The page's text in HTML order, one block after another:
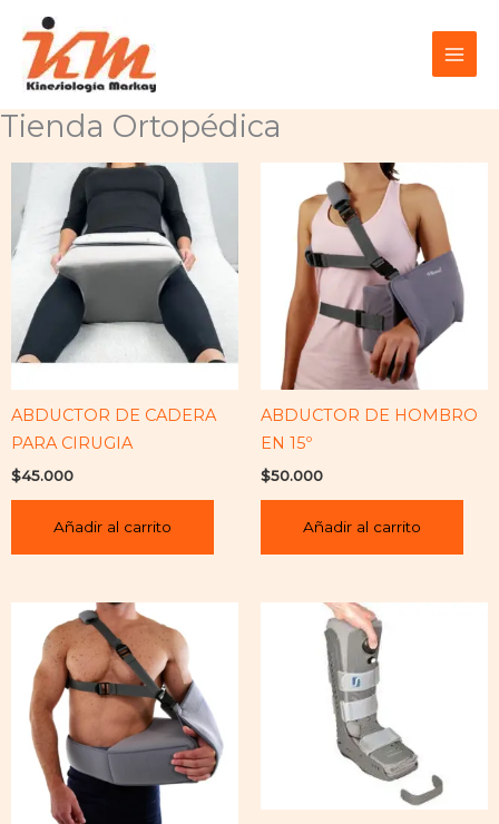
contenido
Tienda Ortopédica
ABDUCTOR DE CADERA
PARA CIRUGIA
$45.000
Añadir al carrito
ABDUCTOR DE HOMBRO
EN 15º
$50.000
Añadir al carrito